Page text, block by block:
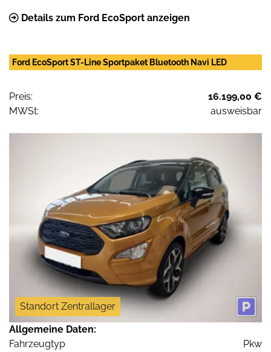
Details zum Ford EcoSport anzeigen
Ford EcoSport ST-Line Sportpaket Bluetooth Navi LED
Preis:
16.199,00 €
MWSt:
ausweisbar
Standort Zentrallager
Allgemeine Daten:
Fahrzeugtyp
Pkw